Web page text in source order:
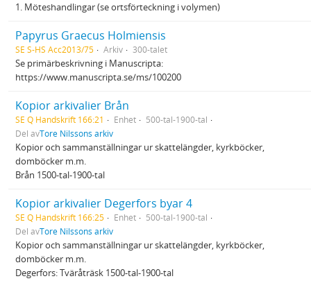
1. Möteshandlingar (se ortsförteckning i volymen)
Papyrus Graecus Holmiensis
SE S-HS Acc2013/75 Arkiv 300-talet
Se primärbeskrivning i Manuscripta:
https://www.manuscripta.se/ms/100200
Kopior arkivalier Brån
SE Q Handskrift 166:21 Enhet
500-tal-1900-tal
Del avTore Nilssons arkiv
Kopior och sammanställningar ur skattelängder, kyrkböcker,
domböcker m.m.
Brån 1500-tal-1900-tal
Kopior arkivalier Degerfors byar 4
SE Q Handskrift 166:25 Enhet
500-tal-1900-tal
Del avTore Nilssons arkiv
Kopior och sammanställningar ur skattelängder, kyrkböcker,
domböcker m.m.
Degerfors: Tväråträsk 1500-tal-1900-tal